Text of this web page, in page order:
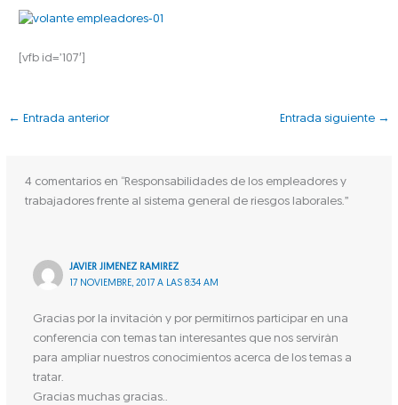
[vfb id=’107′]
← Entrada anterior Entrada siguiente →
4 comentarios en “Responsabilidades de los empleadores y
trabajadores frente al sistema general de riesgos laborales.”
JAVIER JIMENEZ RAMIREZ
17 NOVIEMBRE, 2017 A LAS 8:34 AM
Gracias por la invitación y por permitirnos participar en una
conferencia con temas tan interesantes que nos servirán
para ampliar nuestros conocimientos acerca de los temas a
tratar.
Gracias muchas gracias..